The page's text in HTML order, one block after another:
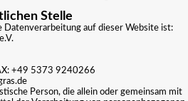
Stelle
auf dieser Website ist:
+49 5373 9240266
Person, die allein oder gemeinsam mit